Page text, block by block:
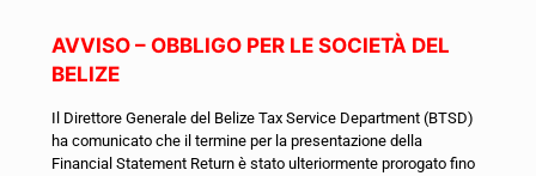
AVVISO – OBBLIGO PER LE SOCIETÀ DEL
BELIZE
Il Direttore Generale del Belize Tax Service Department (BTSD)
ha comunicato che il termine per la presentazione della
Financial Statement Return è stato ulteriormente prorogato fino